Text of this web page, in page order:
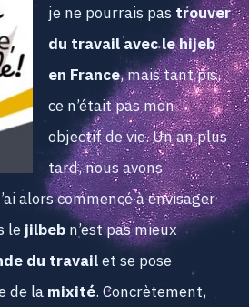
je ne pourrais pas trouver
du travail avec le hijeb
en France, mais tant pis,
ce n’était pas mon
objectif de vie. Un an plus
tard, nous avons
alors commencé à envisager
lejilbebn’est pas mieux
du travailet se pose
de lamixité. Concrètement,